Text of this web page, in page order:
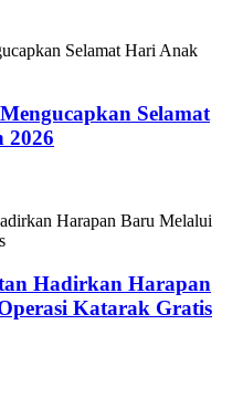
Selamat
2026
Hadirkan Harapan
Katarak Gratis